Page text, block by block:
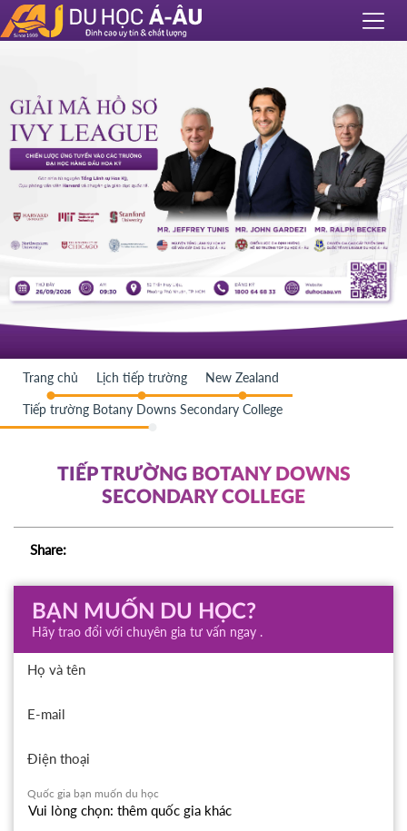
Trang chủ Lịch tiếp trường New Zealand
Tiếp trường Botany Downs Secondary College
TIẾP TRƯỜNG BOTANY DOWNS
SECONDARY COLLEGE
Share:
BẠN MUỐN DU HỌC?
Hãy trao đổi với chuyên gia tư vấn ngay .
Họ và tên
E-mail
Điện thoại
Quốc gia bạn muốn du học